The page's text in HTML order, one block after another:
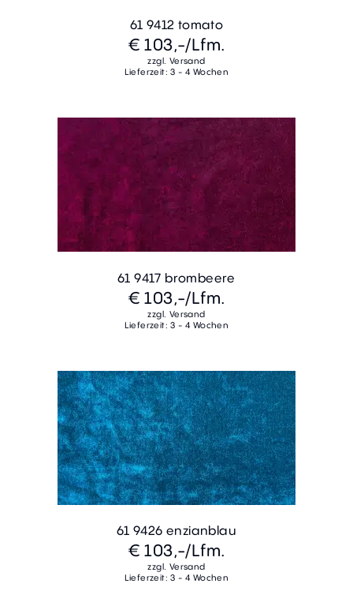
61 9412 tomato
€ 103,-/Lfm.
zzgl. Versand
Lieferzeit: 3 - 4 Wochen
61 9417 brombeere
€ 103,-/Lfm.
zzgl. Versand
Lieferzeit: 3 - 4 Wochen
61 9426 enzianblau
€ 103,-/Lfm.
zzgl. Versand
Lieferzeit: 3 - 4 Wochen